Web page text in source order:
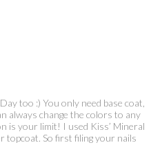
too :) You only need base coat,
always change the colors to any
is your limit! I used Kiss’ Mineral
topcoat. So first filing your nails